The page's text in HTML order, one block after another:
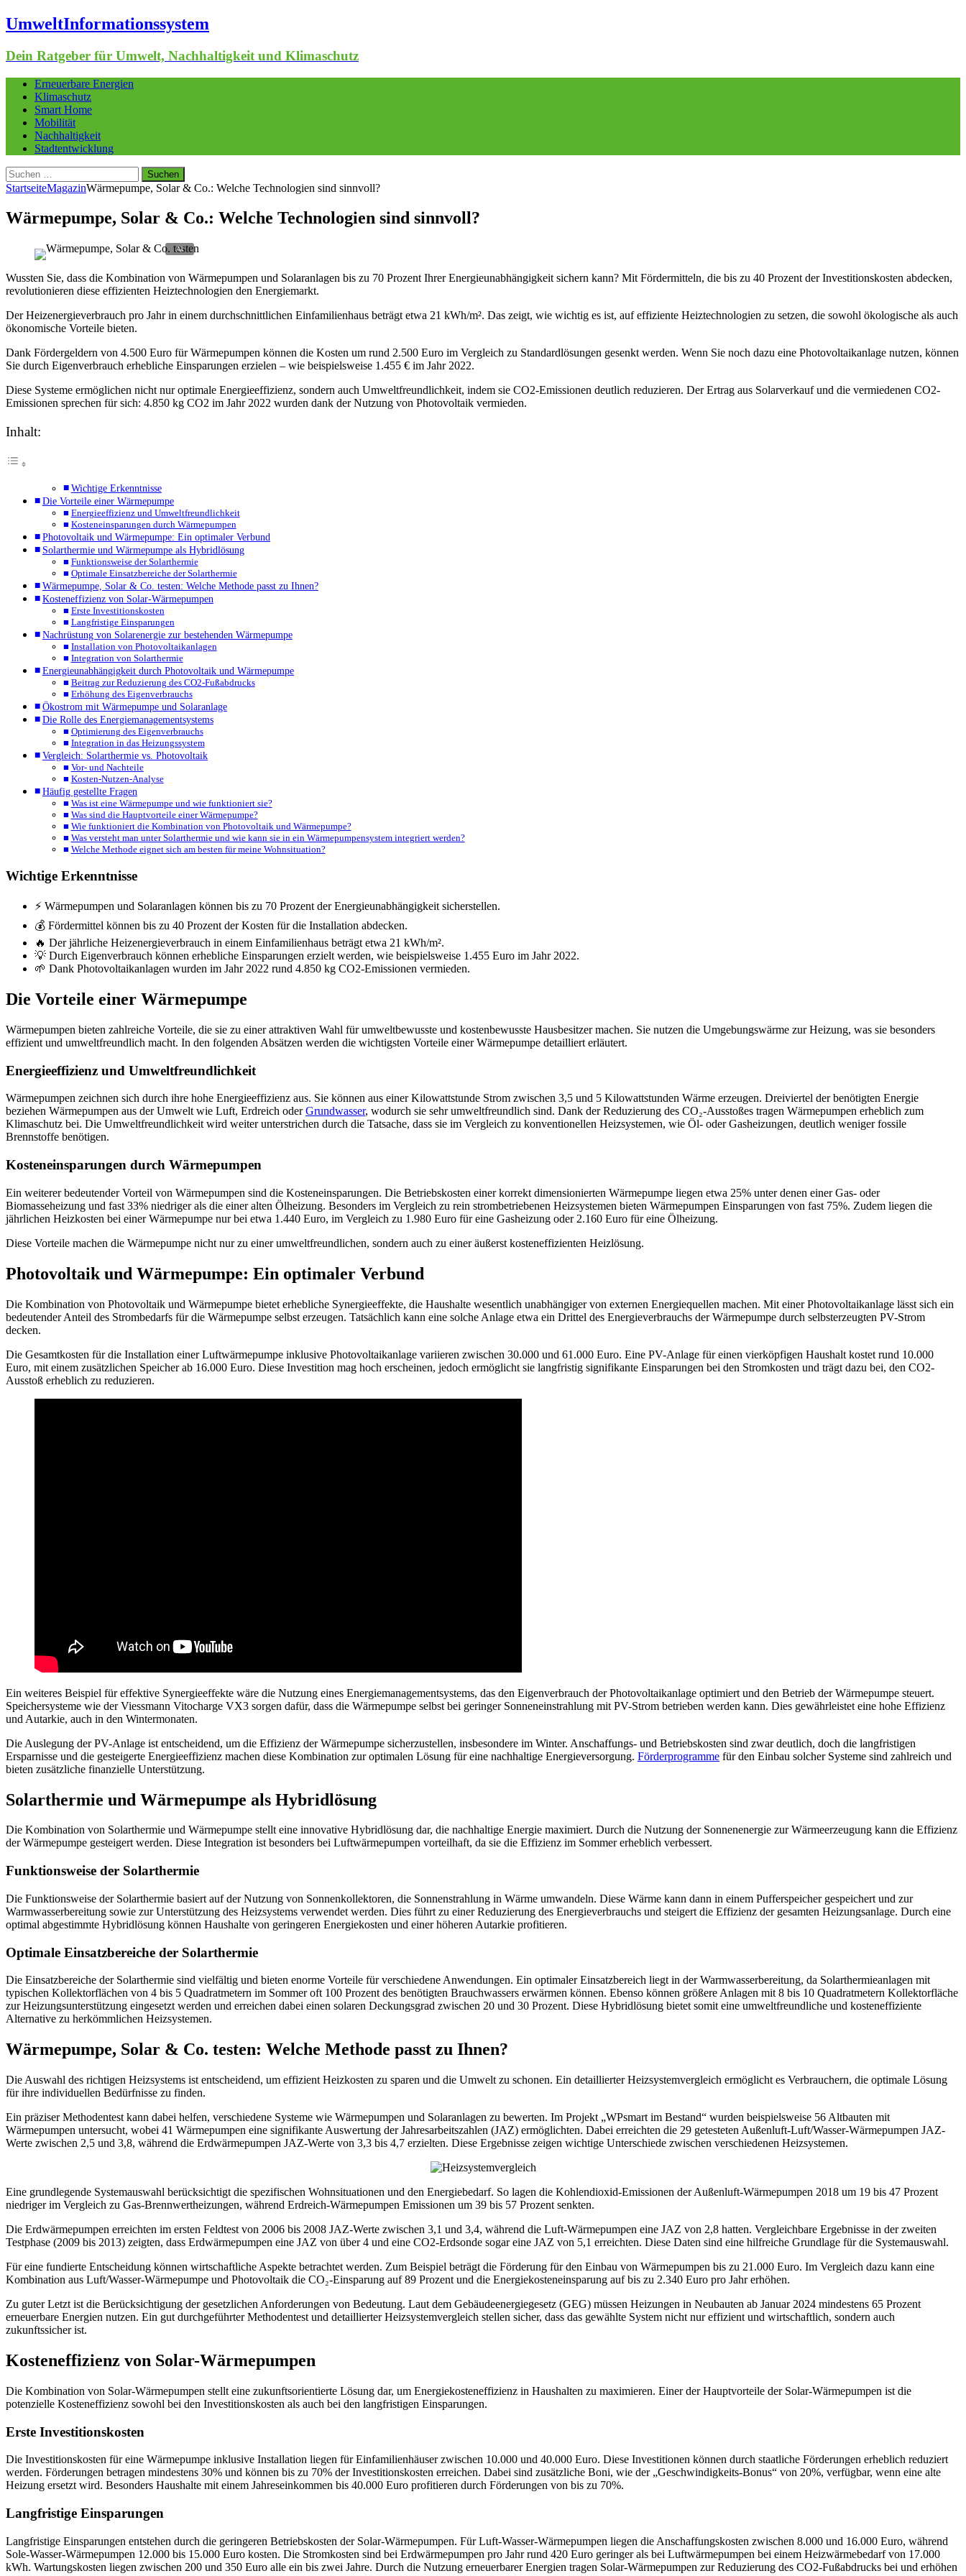
UmweltInformationssystem
Dein Ratgeber für Umwelt, Nachhaltigkeit und Klimaschutz
Erneuerbare Energien
Klimaschutz
Smart Home
Mobilität
Nachhaltigkeit
Stadtentwicklung
Suchen
nach:
StartseiteMagazinWärmepumpe, Solar & Co.: Welche Technologien sind sinnvoll?
Wärmepumpe, Solar & Co.: Welche Technologien sind sinnvoll?
Wussten Sie, dass die Kombination von Wärmepumpen und Solaranlagen bis zu 70 Prozent Ihrer Energieunabhängigkeit sichern kann? Mit Fördermitteln, die bis zu 40 Prozent der Investitionskosten abdecken,
revolutionieren diese effizienten Heiztechnologien den Energiemarkt.
Der Heizenergieverbrauch pro Jahr in einem durchschnittlichen Einfamilienhaus beträgt etwa 21 kWh/m². Das zeigt, wie wichtig es ist, auf effiziente Heiztechnologien zu setzen, die sowohl ökologische als auch
ökonomische Vorteile bieten.
Dank Fördergeldern von 4.500 Euro für Wärmepumpen können die Kosten um rund 2.500 Euro im Vergleich zu Standardlösungen gesenkt werden. Wenn Sie noch dazu eine Photovoltaikanlage nutzen, können
Sie durch Eigenverbrauch erhebliche Einsparungen erzielen – wie beispielsweise 1.455 € im Jahr 2022.
Diese Systeme ermöglichen nicht nur optimale Energieeffizienz, sondern auch Umweltfreundlichkeit, indem sie CO2-Emissionen deutlich reduzieren. Der Ertrag aus Solarverkauf und die vermiedenen CO2-
Emissionen sprechen für sich: 4.850 kg CO2 im Jahr 2022 wurden dank der Nutzung von Photovoltaik vermieden.
Inhalt:
Wichtige Erkenntnisse
Die Vorteile einer Wärmepumpe
Energieeffizienz und Umweltfreundlichkeit
Kosteneinsparungen durch Wärmepumpen
Photovoltaik und Wärmepumpe: Ein optimaler Verbund
Solarthermie und Wärmepumpe als Hybridlösung
Funktionsweise der Solarthermie
Optimale Einsatzbereiche der Solarthermie
Wärmepumpe, Solar & Co. testen: Welche Methode passt zu Ihnen?
Kosteneffizienz von Solar-Wärmepumpen
Erste Investitionskosten
Langfristige Einsparungen
Nachrüstung von Solarenergie zur bestehenden Wärmepumpe
Installation von Photovoltaikanlagen
Integration von Solarthermie
Energieunabhängigkeit durch Photovoltaik und Wärmepumpe
Beitrag zur Reduzierung des CO2-Fußabdrucks
Erhöhung des Eigenverbrauchs
Ökostrom mit Wärmepumpe und Solaranlage
Die Rolle des Energiemanagementsystems
Optimierung des Eigenverbrauchs
Integration in das Heizungssystem
Vergleich: Solarthermie vs. Photovoltaik
Vor- und Nachteile
Kosten-Nutzen-Analyse
Häufig gestellte Fragen
Was ist eine Wärmepumpe und wie funktioniert sie?
Was sind die Hauptvorteile einer Wärmepumpe?
Wie funktioniert die Kombination von Photovoltaik und Wärmepumpe?
Was versteht man unter Solarthermie und wie kann sie in ein Wärmepumpensystem integriert werden?
Welche Methode eignet sich am besten für meine Wohnsituation?
Wichtige Erkenntnisse
⚡ Wärmepumpen und Solaranlagen können bis zu 70 Prozent der Energieunabhängigkeit sicherstellen.
💰 Fördermittel können bis zu 40 Prozent der Kosten für die Installation abdecken.
🔥 Der jährliche Heizenergieverbrauch in einem Einfamilienhaus beträgt etwa 21 kWh/m².
💡 Durch Eigenverbrauch können erhebliche Einsparungen erzielt werden, wie beispielsweise 1.455 Euro im Jahr 2022.
🌱 Dank Photovoltaikanlagen wurden im Jahr 2022 rund 4.850 kg CO2-Emissionen vermieden.
Die Vorteile einer Wärmepumpe
Wärmepumpen bieten zahlreiche Vorteile, die sie zu einer attraktiven Wahl für umweltbewusste und kostenbewusste Hausbesitzer machen. Sie nutzen die Umgebungswärme zur Heizung, was sie besonders
effizient und umweltfreundlich macht. In den folgenden Absätzen werden die wichtigsten Vorteile einer Wärmepumpe detailliert erläutert.
Energieeffizienz und Umweltfreundlichkeit
Wärmepumpen zeichnen sich durch ihre hohe Energieeffizienz aus. Sie können aus einer Kilowattstunde Strom zwischen 3,5 und 5 Kilowattstunden Wärme erzeugen. Dreiviertel der benötigten Energie
beziehen Wärmepumpen aus der Umwelt wie Luft, Erdreich oderGrundwasser, wodurch sie sehr umweltfreundlich sind. Dank der Reduzierung des CO₂-Ausstoßes tragen Wärmepumpen erheblich zum
Klimaschutz bei. Die Umweltfreundlichkeit wird weiter unterstrichen durch die Tatsache, dass sie im Vergleich zu konventionellen Heizsystemen, wie Öl- oder Gasheizungen, deutlich weniger fossile
Brennstoffe benötigen.
Kosteneinsparungen durch Wärmepumpen
Ein weiterer bedeutender Vorteil von Wärmepumpen sind die Kosteneinsparungen. Die Betriebskosten einer korrekt dimensionierten Wärmepumpe liegen etwa 25% unter denen einer Gas- oder
Biomasseheizung und fast 33% niedriger als die einer alten Ölheizung. Besonders im Vergleich zu rein strombetriebenen Heizsystemen bieten Wärmepumpen Einsparungen von fast 75%. Zudem liegen die
jährlichen Heizkosten bei einer Wärmepumpe nur bei etwa 1.440 Euro, im Vergleich zu 1.980 Euro für eine Gasheizung oder 2.160 Euro für eine Ölheizung.
Diese Vorteile machen die Wärmepumpe nicht nur zu einer umweltfreundlichen, sondern auch zu einer äußerst kosteneffizienten Heizlösung.
Photovoltaik und Wärmepumpe: Ein optimaler Verbund
Die Kombination von Photovoltaik und Wärmepumpe bietet erhebliche Synergieeffekte, die Haushalte wesentlich unabhängiger von externen Energiequellen machen. Mit einer Photovoltaikanlage lässt sich ein
bedeutender Anteil des Strombedarfs für die Wärmepumpe selbst erzeugen. Tatsächlich kann eine solche Anlage etwa ein Drittel des Energieverbrauchs der Wärmepumpe durch selbsterzeugten PV-Strom
decken.
Die Gesamtkosten für die Installation einer Luftwärmepumpe inklusive Photovoltaikanlage variieren zwischen 30.000 und 61.000 Euro. Eine PV-Anlage für einen vierköpfigen Haushalt kostet rund 10.000
Euro, mit einem zusätzlichen Speicher ab 16.000 Euro. Diese Investition mag hoch erscheinen, jedoch ermöglicht sie langfristig signifikante Einsparungen bei den Stromkosten und trägt dazu bei, den CO2-
Ausstoß erheblich zu reduzieren.
Ein weiteres Beispiel für effektive Synergieeffekte wäre die Nutzung eines Energiemanagementsystems, das den Eigenverbrauch der Photovoltaikanlage optimiert und den Betrieb der Wärmepumpe steuert.
Speichersysteme wie der Viessmann Vitocharge VX3 sorgen dafür, dass die Wärmepumpe selbst bei geringer Sonneneinstrahlung mit PV-Strom betrieben werden kann. Dies gewährleistet eine hohe Effizienz
und Autarkie, auch in den Wintermonaten.
Die Auslegung der PV-Anlage ist entscheidend, um die Effizienz der Wärmepumpe sicherzustellen, insbesondere im Winter. Anschaffungs- und Betriebskosten sind zwar deutlich, doch die langfristigen
Ersparnisse und die gesteigerte Energieeffizienz machen diese Kombination zur optimalen Lösung für eine nachhaltige Energieversorgung. Förderprogramme für den Einbau solcher Systeme sind zahlreich und
bieten zusätzliche finanzielle Unterstützung.
Solarthermie und Wärmepumpe als Hybridlösung
Die Kombination von Solarthermie und Wärmepumpe stellt eine innovative Hybridlösung dar, die nachhaltige Energie maximiert. Durch die Nutzung der Sonnenenergie zur Wärmeerzeugung kann die Effizienz
der Wärmepumpe gesteigert werden. Diese Integration ist besonders bei Luftwärmepumpen vorteilhaft, da sie die Effizienz im Sommer erheblich verbessert.
Funktionsweise der Solarthermie
Die Funktionsweise der Solarthermie basiert auf der Nutzung von Sonnenkollektoren, die Sonnenstrahlung in Wärme umwandeln. Diese Wärme kann dann in einem Pufferspeicher gespeichert und zur
Warmwasserbereitung sowie zur Unterstützung des Heizsystems verwendet werden. Dies führt zu einer Reduzierung des Energieverbrauchs und steigert die Effizienz der gesamten Heizungsanlage. Durch eine
optimal abgestimmte Hybridlösung können Haushalte von geringeren Energiekosten und einer höheren Autarkie profitieren.
Optimale Einsatzbereiche der Solarthermie
Die Einsatzbereiche der Solarthermie sind vielfältig und bieten enorme Vorteile für verschiedene Anwendungen. Ein optimaler Einsatzbereich liegt in der Warmwasserbereitung, da Solarthermieanlagen mit
typischen Kollektorflächen von 4 bis 5 Quadratmetern im Sommer oft 100 Prozent des benötigten Brauchwassers erwärmen können. Ebenso können größere Anlagen mit 8 bis 10 Quadratmetern Kollektorfläche
zur Heizungsunterstützung eingesetzt werden und erreichen dabei einen solaren Deckungsgrad zwischen 20 und 30 Prozent. Diese Hybridlösung bietet somit eine umweltfreundliche und kosteneffiziente
Alternative zu herkömmlichen Heizsystemen.
Wärmepumpe, Solar & Co. testen: Welche Methode passt zu Ihnen?
Die Auswahl des richtigen Heizsystems ist entscheidend, um effizient Heizkosten zu sparen und die Umwelt zu schonen. Ein detaillierter Heizsystemvergleich ermöglicht es Verbrauchern, die optimale Lösung
für ihre individuellen Bedürfnisse zu finden.
Ein präziser Methodentest kann dabei helfen, verschiedene Systeme wie Wärmepumpen und Solaranlagen zu bewerten. Im Projekt „WPsmart im Bestand“ wurden beispielsweise 56 Altbauten mit
Wärmepumpen untersucht, wobei 41 Wärmepumpen eine signifikante Auswertung der Jahresarbeitszahlen (JAZ) ermöglichten. Dabei erreichten die 29 getesteten Außenluft-Luft/Wasser-Wärmepumpen JAZ-
Werte zwischen 2,5 und 3,8, während die Erdwärmepumpen JAZ-Werte von 3,3 bis 4,7 erzielten. Diese Ergebnisse zeigen wichtige Unterschiede zwischen verschiedenen Heizsystemen.
Eine grundlegende Systemauswahl berücksichtigt die spezifischen Wohnsituationen und den Energiebedarf. So lagen die Kohlendioxid-Emissionen der Außenluft-Wärmepumpen 2018 um 19 bis 47 Prozent
niedriger im Vergleich zu Gas-Brennwertheizungen, während Erdreich-Wärmepumpen Emissionen um 39 bis 57 Prozent senkten.
Die Erdwärmepumpen erreichten im ersten Feldtest von 2006 bis 2008 JAZ-Werte zwischen 3,1 und 3,4, während die Luft-Wärmepumpen eine JAZ von 2,8 hatten. Vergleichbare Ergebnisse in der zweiten
Testphase (2009 bis 2013) zeigten, dass Erdwärmepumpen eine JAZ von über 4 und eine CO2-Erdsonde sogar eine JAZ von 5,1 erreichten. Diese Daten sind eine hilfreiche Grundlage für die Systemauswahl.
Für eine fundierte Entscheidung können wirtschaftliche Aspekte betrachtet werden. Zum Beispiel beträgt die Förderung für den Einbau von Wärmepumpen bis zu 21.000 Euro. Im Vergleich dazu kann eine
Kombination aus Luft/Wasser-Wärmepumpe und Photovoltaik die CO₂-Einsparung auf 89 Prozent und die Energiekosteneinsparung auf bis zu 2.340 Euro pro Jahr erhöhen.
Zu guter Letzt ist die Berücksichtigung der gesetzlichen Anforderungen von Bedeutung. Laut dem Gebäudeenergiegesetz (GEG) müssen Heizungen in Neubauten ab Januar 2024 mindestens 65 Prozent
erneuerbare Energien nutzen. Ein gut durchgeführter Methodentest und detaillierter Heizsystemvergleich stellen sicher, dass das gewählte System nicht nur effizient und wirtschaftlich, sondern auch
zukunftssicher ist.
Kosteneffizienz von Solar-Wärmepumpen
Die Kombination von Solar-Wärmepumpen stellt eine zukunftsorientierte Lösung dar, um Energiekosteneffizienz in Haushalten zu maximieren. Einer der Hauptvorteile der Solar-Wärmepumpen ist die
potenzielle Kosteneffizienz sowohl bei den Investitionskosten als auch bei den langfristigen Einsparungen.
Erste Investitionskosten
Die Investitionskosten für eine Wärmepumpe inklusive Installation liegen für Einfamilienhäuser zwischen 10.000 und 40.000 Euro. Diese Investitionen können durch staatliche Förderungen erheblich reduziert
werden. Förderungen betragen mindestens 30% und können bis zu 70% der Investitionskosten erreichen. Dabei sind zusätzliche Boni, wie der „Geschwindigkeits-Bonus“ von 20%, verfügbar, wenn eine alte
Heizung ersetzt wird. Besonders Haushalte mit einem Jahreseinkommen bis 40.000 Euro profitieren durch Förderungen von bis zu 70%.
Langfristige Einsparungen
Langfristige Einsparungen entstehen durch die geringeren Betriebskosten der Solar-Wärmepumpen. Für Luft-Wasser-Wärmepumpen liegen die Anschaffungskosten zwischen 8.000 und 16.000 Euro, während
Sole-Wasser-Wärmepumpen 12.000 bis 15.000 Euro kosten. Die Stromkosten sind bei Erdwärmepumpen pro Jahr rund 420 Euro geringer als bei Luftwärmepumpen bei einem Heizwärmebedarf von 17.000
kWh. Wartungskosten liegen zwischen 200 und 350 Euro alle ein bis zwei Jahre. Durch die Nutzung erneuerbarer Energien tragen Solar-Wärmepumpen zur Reduzierung des CO2-Fußabdrucks bei und erhöhen